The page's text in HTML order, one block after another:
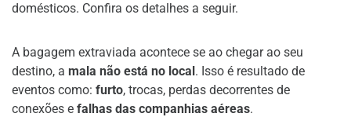
domésticos. Confira os detalhes a seguir.
A bagagem extraviada acontece se ao chegar ao seu
destino, a mala não está no local. Isso é resultado de
eventos como: furto, trocas, perdas decorrentes de
conexões e falhas das companhias aéreas.